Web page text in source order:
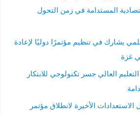
المستدامة في زمن التحول
يشارك في تنظيم مؤتمرًا دوليًا لإعادة
غزة
العالي جسر تكنولوجي للابتكار
الأخيرة لانطلاق مؤتمر